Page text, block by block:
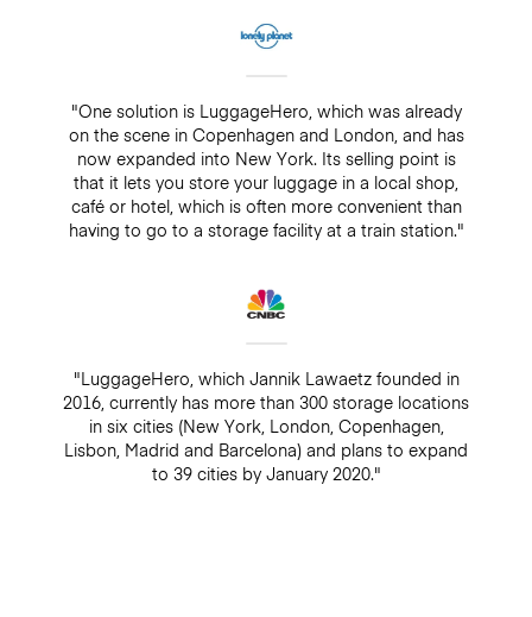
"One solution is LuggageHero, which was already
on the scene in Copenhagen and London, and has
now expanded into New York. Its selling point is
that it lets you store your luggage in a local shop,
café or hotel, which is often more convenient than
having to go to a storage facility at a train station."
"LuggageHero, which Jannik Lawaetz founded in
2016, currently has more than 300 storage locations
in six cities (New York, London, Copenhagen,
Lisbon, Madrid and Barcelona) and plans to expand
to 39 cities by January 2020."